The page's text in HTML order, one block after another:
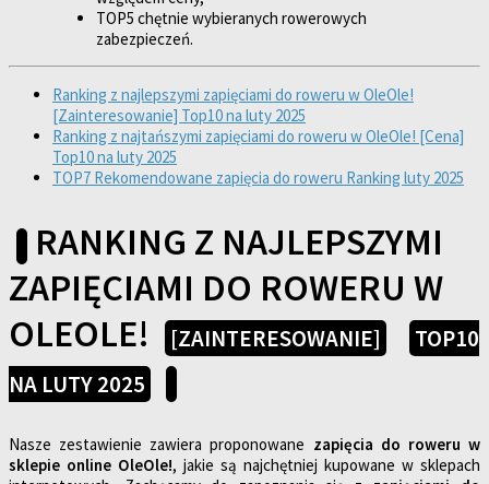
TOP5 chętnie wybieranych rowerowych
zabezpieczeń.
Ranking z najlepszymi zapięciami do roweru w OleOle!
[Zainteresowanie] Top10 na luty 2025
Ranking z najtańszymi zapięciami do roweru w OleOle! [Cena]
Top10 na luty 2025
TOP7 Rekomendowane zapięcia do roweru Ranking luty 2025
RANKING Z NAJLEPSZYMI
ZAPIĘCIAMI DO ROWERU W
OLEOLE!
[ZAINTERESOWANIE]
TOP10
NA LUTY 2025
Nasze zestawienie zawiera proponowane zapięcia do roweru w
sklepie online OleOle!, jakie są najchętniej kupowane w sklepach